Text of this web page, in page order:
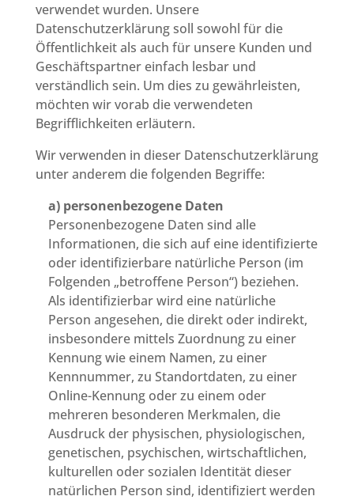
verwendet wurden. Unsere
Datenschutzerklärung soll sowohl für die
Öffentlichkeit als auch für unsere Kunden und
Geschäftspartner einfach lesbar und
verständlich sein. Um dies zu gewährleisten,
möchten wir vorab die verwendeten
Begrifflichkeiten erläutern.
Wir verwenden in dieser Datenschutzerklärung
unter anderem die folgenden Begriffe:
a) personenbezogene Daten
Personenbezogene Daten sind alle
Informationen, die sich auf eine identifizierte
oder identifizierbare natürliche Person (im
Folgenden „betroffene Person“) beziehen.
Als identifizierbar wird eine natürliche
Person angesehen, die direkt oder indirekt,
insbesondere mittels Zuordnung zu einer
Kennung wie einem Namen, zu einer
Kennnummer, zu Standortdaten, zu einer
Online-Kennung oder zu einem oder
mehreren besonderen Merkmalen, die
Ausdruck der physischen, physiologischen,
genetischen, psychischen, wirtschaftlichen,
kulturellen oder sozialen Identität dieser
natürlichen Person sind, identifiziert werden